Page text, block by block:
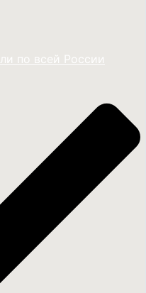
по всей России